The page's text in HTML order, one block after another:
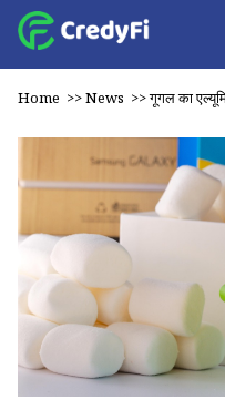
Home >>News >>गूगल का